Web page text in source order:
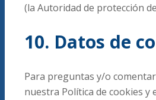
(la Autoridad de protección
10. Datos de
Para preguntas y/o
nuestra Política de cookies y